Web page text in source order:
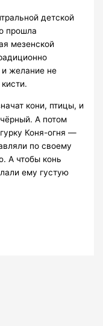
детской
прошла
мезенской
желание не
кони, птицы, и
А потом
Коня-огня —
по своему
А чтобы конь
ему густую